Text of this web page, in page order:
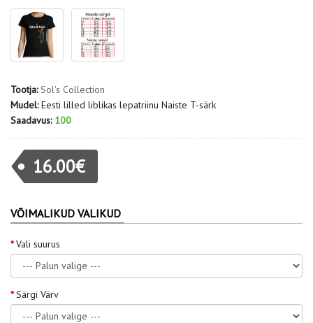
Tootja: Sol's Collection
Mudel: Eesti lilled liblikas lepatriinu Naiste T-särk
Saadavus: 100
16.00€
VÕIMALIKUD VALIKUD
Vali suurus
Särgi Värv